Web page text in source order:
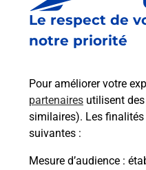
Le respect de
notre priorité
Pour améliorer votre
partenaires utilisent
similaires). Les
suivantes :
Mesure d’audience :
Est-il possible
emballage
Comment
modification de